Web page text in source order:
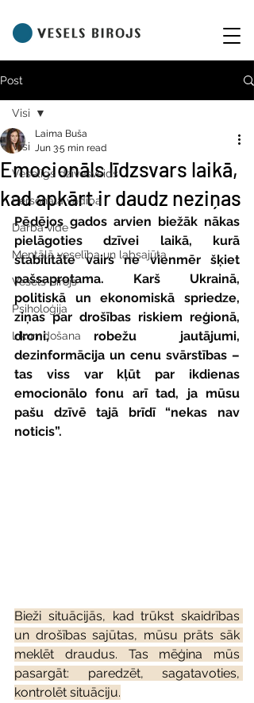
Post
Visi
Veselīgs dzīvesveids
Personāla vadība
Darba vide
Mentālā veselība un labsajūta
Vesels Birojs
Psiholoģija
Likumdošana
Visi
Emocionāls līdzsvars laikā,
kad apkārt ir daudz neziņas
Laima Buša
Jun 35 min read
Pēdējos gados arvien biežāk nākas
pielāgoties dzīvei laikā, kurā
stabilitāte vairs ne vienmēr šķiet
pašsaprotama. Karš Ukrainā,
politiskā un ekonomiskā spriedze,
ziņas par drošības riskiem reģionā,
droni, robežu jautājumi,
dezinformācija un cenu svārstības –
tas viss var kļūt par ikdienas
emocionālo fonu arī tad, ja mūsu
pašu dzīvē tajā brīdī “nekas nav
noticis”.
Bieži situācijās, kad trūkst skaidrības
un drošības sajūtas, mūsu prāts sāk
meklēt draudus. Tas mēģina mūs
pasargāt: paredzēt, sagatavoties,
kontrolēt situāciju.